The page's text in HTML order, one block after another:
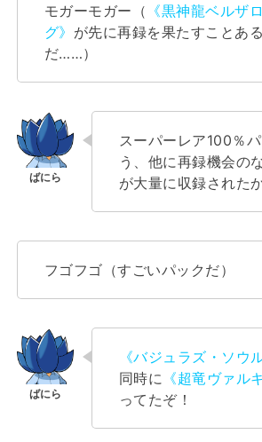
モガーモガー（ 《黒神龍ベルザ
グ》 が先に再録を果たすことあ
だ……）
スーパーレア100％
う、他に再録機会の
が大量に収録された
フゴフゴ（すごいパックだ）
《バジュラズ・ソウ
同時に 《超竜ヴァル
ってたぞ！